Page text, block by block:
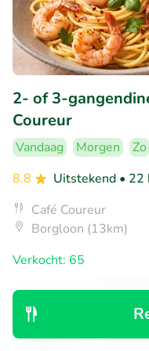
2- of 3-
Coureur
Vandaag Morgen
Zo
8.8
Uitstekend • 22
Café Coureur
Borgloon (13km)
Verkocht: 65